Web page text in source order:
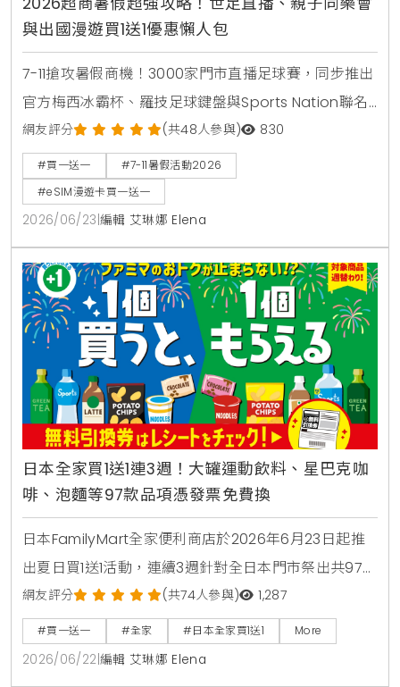
與出國漫遊買1送1優惠懶人包
7-11搶攻暑假商機！3000家門市直播足球賽，同步推出
官方梅西冰霸杯、羅技足球鍵盤與Sports Nation聯名
椒麻熱狗。針對親子家庭推出2000場暑期好鄰居同樂
會，免費下載環保手掌繪本。出國旅遊可就近購買eSIM
漫遊網卡享買1送1。
網友評分 (共48人參與) 830
#買一送一
#7-11暑假活動2026
#eSIM漫遊卡買一送一
2026/06/23 編輯 艾琳娜 Elena
日本全家買1送1連3週！大罐運動飲料、星巴克咖
啡、泡麵等97款品項憑發票免費換
日本FamilyMart全家便利商店於2026年6月23日起推
出夏日買1送1活動，連續3週針對全日本門市祭出共97款
人氣商品，包含星巴克咖啡、大容量運動飲料、日清杯
麵及熱銷巧克力零食，消費者購買指定商品即可於隔週
憑發票免費兌換，是近期台灣讀者前往日本旅遊、自由
行時不可錯過的超商省錢必看攻略。
網友評分 (共74人參與) 1,287
#買一送一 #全家 #日本全家買1送1 More
2026/06/22 編輯 艾琳娜 Elena